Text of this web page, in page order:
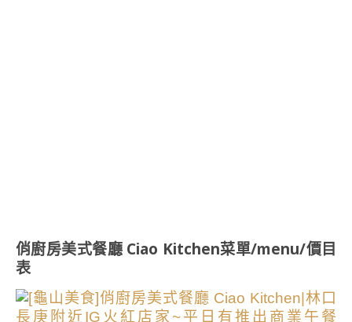
俏廚房美式餐廳 Ciao Kitchen菜單/menu/價目
表